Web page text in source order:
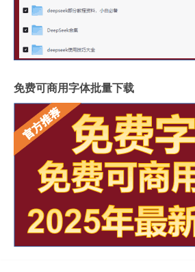
免费可商用字体批量下载